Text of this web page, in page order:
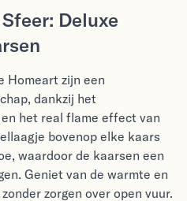
Deluxe
Homeart zijn een
dankzij het
het real flame effect van
bovenop elke kaars
waardoor de kaarsen een
Geniet van de warmte en
zorgen over open vuur.